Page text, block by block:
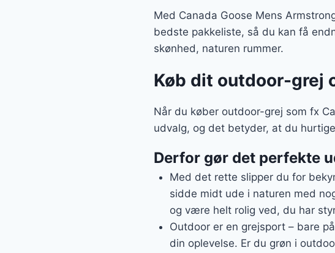
Med Canada Goose Mens
bedste pakkeliste, så du kan få
skønhed, naturen rummer.
Køb dit outdoor-grej
Når du køber outdoor-grej som fx
udvalg, og det betyder, at du
Derfor gør det perfekte
Med det rette slipper du for
sidde midt ude i naturen med
og være helt rolig ved, du har
Outdoor er en grejsport – bare
din oplevelse. Er du grøn i